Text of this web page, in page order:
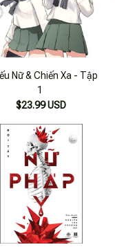
Nữ & Chiến Xa - Tập
1
$23.99 USD